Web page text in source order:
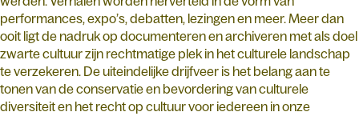
performances, expo’s, debatten, lezingen en meer. Meer dan
ooit ligt de nadruk op documenteren en archiveren met als doel
zwarte cultuur zijn rechtmatige plek in het culturele landschap
te verzekeren. De uiteindelijke drijfveer is het belang aan te
tonen van de conservatie en bevordering van culturele
diversiteit en het recht op cultuur voor iedereen in onze